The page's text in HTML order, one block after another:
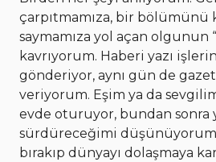
çarpıtmamıza, bir bölümünü
saymamıza yol açan
kavrıyorum. Haberi yazı
gönderiyor, aynı gün de
veriyorum. Eşim ya da
evde oturuyor, bundan sonra
sürdüreceğimi
bırakıp dünyayı dolaşmaya